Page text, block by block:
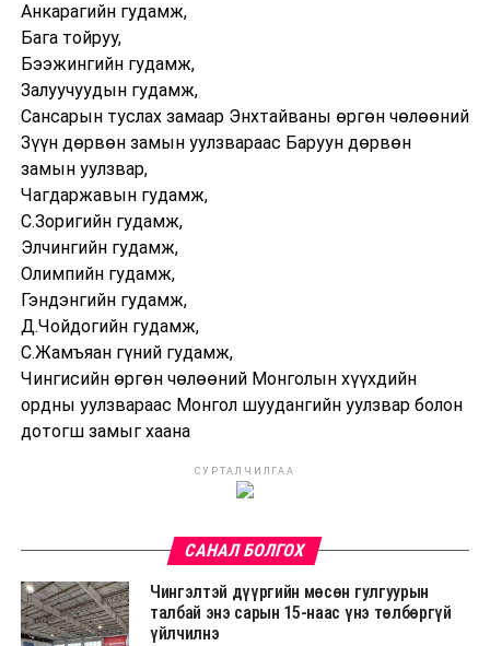
Анкарагийн гудамж,
Бага тойруу,
Бээжингийн гудамж,
Залуучуудын гудамж,
Сансарын туслах замаар Энхтайваны өргөн чөлөөний
Зүүн дөрвөн замын уулзвараас Баруун дөрвөн
замын уулзвар,
Чагдаржавын гудамж,
С.Зоригийн гудамж,
Элчингийн гудамж,
Олимпийн гудамж,
Гэндэнгийн гудамж,
Д.Чойдогийн гудамж,
С.Жамъяан гүний гудамж,
Чингисийн өргөн чөлөөний Монголын хүүхдийн
ордны уулзвараас Монгол шуудангийн уулзвар болон
дотогш замыг хаана
СУРТАЛЧИЛГАА
САНАЛ БОЛГОХ
Чингэлтэй дүүргийн мөсөн гулгуурын
талбай энэ сарын 15-наас үнэ төлбөргүй
үйлчилнэ